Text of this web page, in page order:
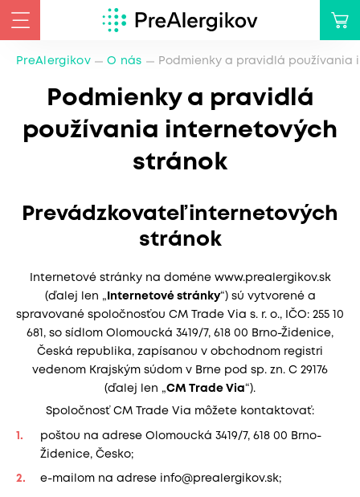
PreAlergikov O nás Podmienky a pravidlá používania
Podmienky a pravidlá
používania internetových
stránok
Prevádzkovateľ internetových
stránok
Internetové stránky na doméne www.prealergikov.sk
(ďalej len „ Internetové stránky“) sú vytvorené a
spravované spoločnosťou CM Trade Via s. r. o., IČO: 255 10
681, so sídlom Olomoucká 3419/7, 618 00 Brno-Židenice,
Česká republika, zapísanou v obchodnom registri
vedenom Krajským súdom v Brne pod sp. zn. C 29176
(ďalej len „CM Trade Via“).
Spoločnosť CM Trade Via môžete kontaktovať:
poštou na adrese Olomoucká 3419/7, 618 00 Brno-
Židenice, Česko;
e-mailom na adrese info@prealergikov.sk;